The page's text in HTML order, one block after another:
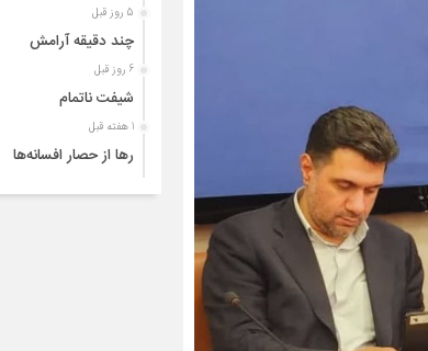
5 روز قبل
چند دقیقه آرامش
6 روز قبل
شیفت ناتمام
1 هفته قبل
رها از حصار افسانه‌ها